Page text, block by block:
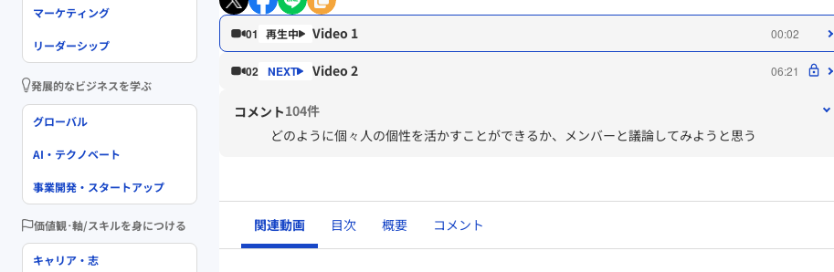
01 Video 1 00:02
02 Video 2 06:21
コメント104件
どのように個々人の個性を活かすことができるか、メンバーと議論してみようと思う
関連動画 目次 概要 コメント
マーケティング
リーダーシップ
発展的なビジネスを学ぶ
グローバル
AI・テクノベート
事業開発・スタートアップ
価値観･軸/スキルを身につける
キャリア・志